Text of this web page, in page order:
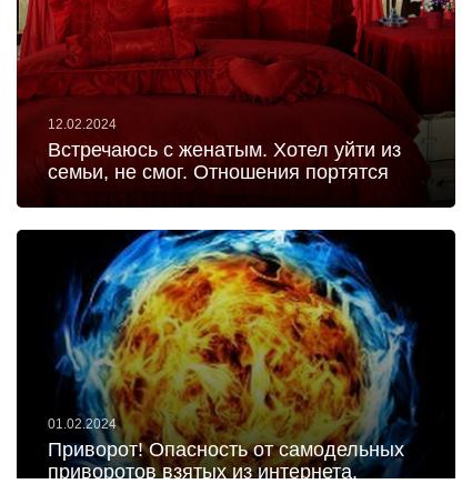
12.02.2024
Встречаюсь с женатым. Хотел уйти из
семьи, не смог. Отношения портятся
01.02.2024
Приворот! Опасность от самодельных
приворотов взятых из интернета.